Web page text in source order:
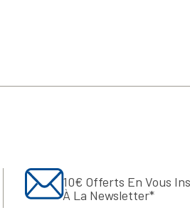
10€ Offerts En Vous
À La Newsletter*